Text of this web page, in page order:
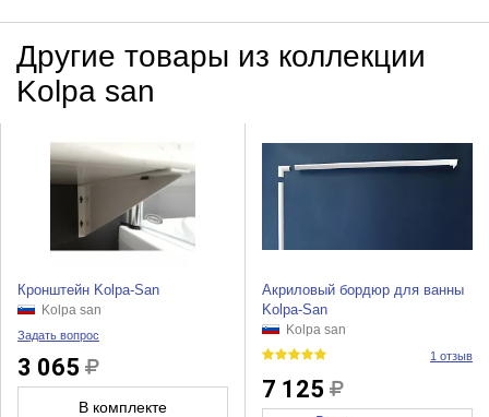
Другие товары из коллекции
Kolpa san
Кронштейн Kolpa-San
Kolpa san
Задать вопрос
3 065
В комплекте
Акриловый бордюр для ванны
Kolpa-San
Kolpa san
1 отзыв
7 125